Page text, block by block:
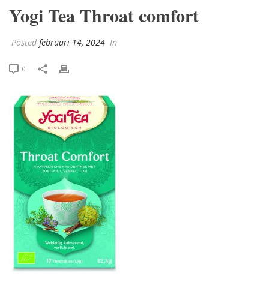
Yogi Tea Throat comfort
Posted februari 14, 2024 In
0